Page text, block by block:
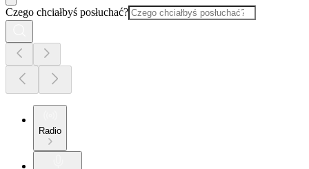
Czego chciałbyś posłuchać?
Radio